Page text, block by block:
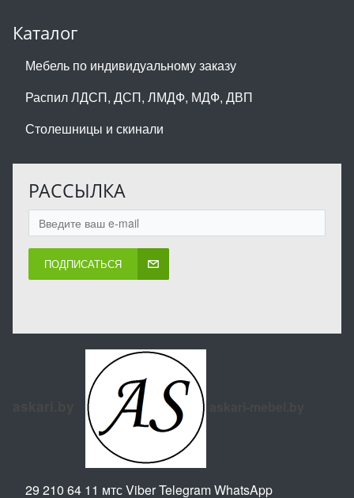
Каталог
Мебель по индивидуальному заказу
Распил ЛДСП, ДСП, ЛМДФ, МДФ, ДВП
Столешницы и скинали
РАССЫЛКА
ПОДПИСАТЬСЯ
29 210 64 11 мтс Viber Telegram WhatsApp